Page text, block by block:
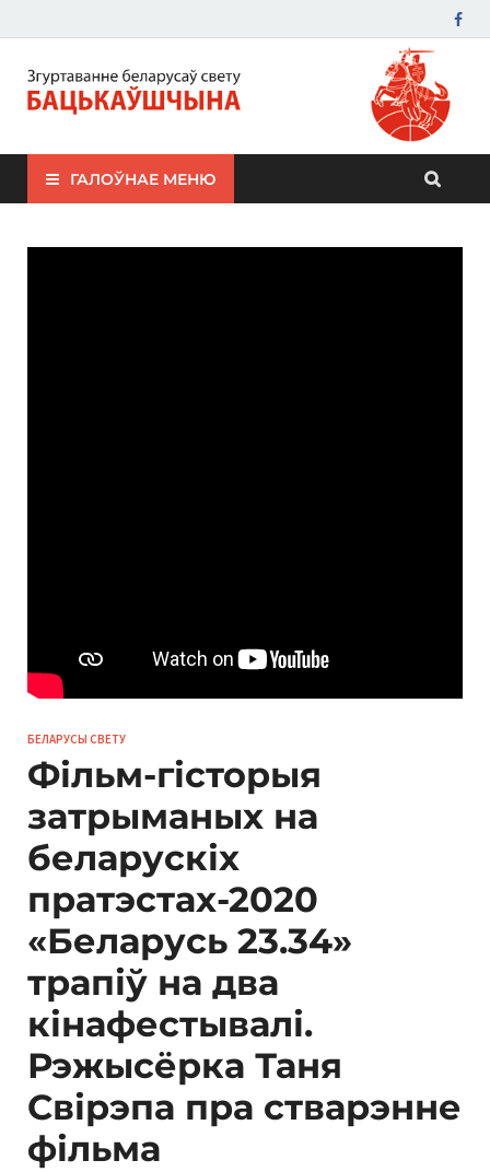
ЗБС "Бацькаўшчына"
ГАЛОЎНАЕ МЕНЮ
БЕЛАРУСЫ СВЕТУ
Фільм-гісторыя
затрыманых на
беларускіх
пратэстах-2020
«Беларусь 23.34»
трапіў на два
кінафестывалі.
Рэжысёрка Таня
Свірэпа пра стварэнне
фільма